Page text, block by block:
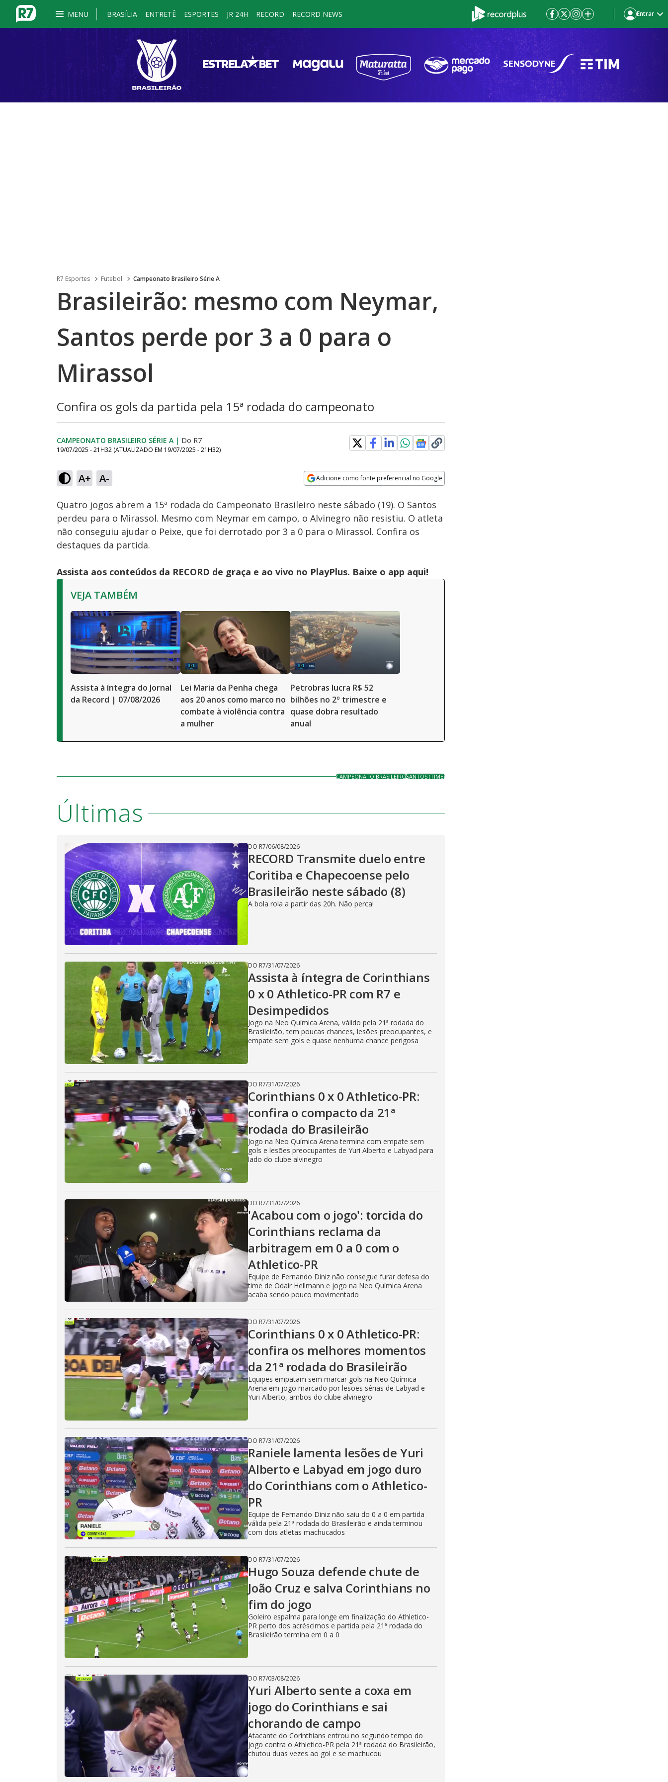
MENU BRASÍLIA ENTRETÊ ESPORTES JR 24H RECORD RECORD NEWS Entrar
R7 Esportes Futebol Campeonato Brasileiro Série A
Brasileirão: mesmo com Neymar,
Santos perde por 3 a 0 para o
Mirassol
Confira os gols da partida pela 15ª rodada do campeonato
CAMPEONATO BRASILEIRO SÉRIE A | Do R7
19/07/2025 - 21H32 (ATUALIZADO EM 19/07/2025 - 21H32)
A+ A- Adicione como fonte preferencial no Google
Assista à íntegra do Jornal da
Record | 07/08/2026
Ativar
Som
Velocidade
Quatro jogos abrem a 15ª rodada do Campeonato Brasileiro neste sábado (19). O Santos
perdeu para o Mirassol. Mesmo com Neymar em campo, o Alvinegro não resistiu. O atleta
não conseguiu ajudar o Peixe, que foi derrotado por 3 a 0 para o Mirassol. Confira os
destaques da partida.
Assista aos conteúdos da RECORD de graça e ao vivo no PlayPlus. Baixe o app aqui!
VEJA TAMBÉM
Assista à íntegra do Jornal
da Record | 07/08/2026
Lei Maria da Penha chega
aos 20 anos como marco no
combate à violência contra
a mulher
Petrobras lucra R$ 52
bilhões no 2º trimestre e
quase dobra resultado
anual
CAMPEONATO BRASILEIROSANTOS (TIME)
Últimas
DO R7/06/08/2026
RECORD Transmite duelo entre
Coritiba e Chapecoense pelo
Brasileirão neste sábado (8)
A bola rola a partir das 20h. Não perca!
DO R7/31/07/2026
Assista à íntegra de Corinthians
0 x 0 Athletico-PR com R7 e
Desimpedidos
Jogo na Neo Química Arena, válido pela 21ª rodada do
Brasileirão, tem poucas chances, lesões preocupantes, e
empate sem gols e quase nenhuma chance perigosa
DO R7/31/07/2026
Corinthians 0 x 0 Athletico-PR:
confira o compacto da 21ª
rodada do Brasileirão
Jogo na Neo Química Arena termina com empate sem
gols e lesões preocupantes de Yuri Alberto e Labyad para
lado do clube alvinegro
DO R7/31/07/2026
'Acabou com o jogo': torcida do
Corinthians reclama da
arbitragem em 0 a 0 com o
Athletico-PR
Equipe de Fernando Diniz não consegue furar defesa do
time de Odair Hellmann e jogo na Neo Química Arena
acaba sendo pouco movimentado
DO R7/31/07/2026
Corinthians 0 x 0 Athletico-PR:
confira os melhores momentos
da 21ª rodada do Brasileirão
Equipes empatam sem marcar gols na Neo Química
Arena em jogo marcado por lesões sérias de Labyad e
Yuri Alberto, ambos do clube alvinegro
DO R7/31/07/2026
Raniele lamenta lesões de Yuri
Alberto e Labyad em jogo duro
do Corinthians com o Athletico-
PR
Equipe de Fernando Diniz não saiu do 0 a 0 em partida
válida pela 21ª rodada do Brasileirão e ainda terminou
com dois atletas machucados
DO R7/31/07/2026
Hugo Souza defende chute de
João Cruz e salva Corinthians no
fim do jogo
Goleiro espalma para longe em finalização do Athletico-
PR perto dos acréscimos e partida pela 21ª rodada do
Brasileirão termina em 0 a 0
DO R7/03/08/2026
Yuri Alberto sente a coxa em
jogo do Corinthians e sai
chorando de campo
Atacante do Corinthians entrou no segundo tempo do
jogo contra o Athletico-PR pela 21ª rodada do Brasileirão,
chutou duas vezes ao gol e se machucou